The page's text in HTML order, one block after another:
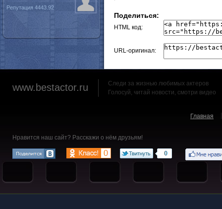
Поделиться:
HTML код:
URL-оригинал:
Репутация 4443.92
www.bestactor.ru
Следи за жизнью любимых актеров
Голосуй, читай новости, смотри видео
Главная
Нравится наш сайт? Расскажи о нём друзьям!